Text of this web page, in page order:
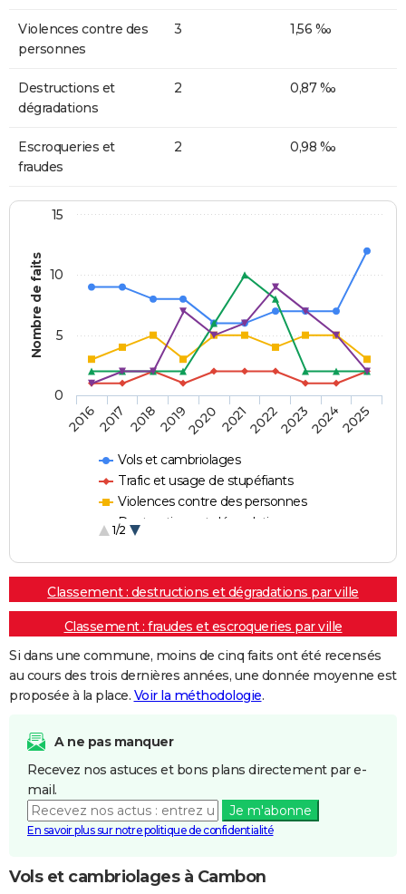
Violences contre des
personnes
3 1,56 ‰
Destructions et
dégradations
2 0,87 ‰
Escroqueries et
fraudes
2 0,98 ‰
Nombre de faits
Vols et cambriolages
Trafic et usage de stupéfiants
Violences contre des personnes
Destructions et dégradations
1/2
20162017 20182019202020212022202320242025
0
5
10
15
Classement : destructions et dégradations par ville
Classement : fraudes et escroqueries par ville
Si dans une commune, moins de cinq faits ont été recensés
au cours des trois dernières années, une donnée moyenne est
proposée à la place. Voir la méthodologie.
A ne pas manquer
Recevez nos astuces et bons plans directement par e-
mail.
Je m'abonne
En savoir plus sur notre politique de confidentialité
Vols et cambriolages à Cambon